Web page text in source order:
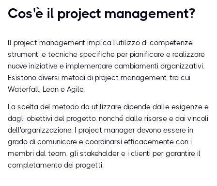
Cos'è il project management?
Il project management implica l'utilizzo di competenze,
strumenti e tecniche specifiche per pianificare e realizzare
nuove iniziative e implementare cambiamenti organizzativi.
Esistono diversi metodi di project management, tra cui
Waterfall, Lean e Agile.
La scelta del metodo da utilizzare dipende dalle esigenze e
dagli obiettivi del progetto, nonché dalle risorse e dai vincoli
dell'organizzazione. I project manager devono essere in
grado di comunicare e coordinarsi efficacemente con i
membri del team, gli stakeholder e i clienti per garantire il
completamento dei progetti.